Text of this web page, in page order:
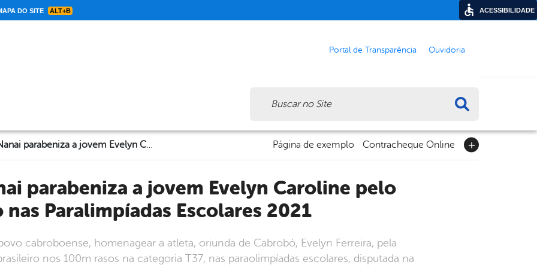
DO SITE ALT+B
Portal de Transparência Ouvidoria
Galego de Nanai parabeniza a jovem Evelyn Caroline pelo Ouro nas Paralimpíadas Escolares 2021 Página de exemplo Contracheque Online
nas Paralimpíadas Escolares 2021
cabroboense, homenagear a atleta, oriunda de Cabrobó, Evelyn Ferreira, pela
nos 100m rasos na categoria T37, nas paraolimpíadas escolares, disputada na
ACESSIBILIDADE